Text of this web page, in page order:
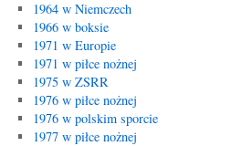
1964 w Niemczech
1966 w boksie
1971 w Europie
1971 w piłce nożnej
1975 w ZSRR
1976 w piłce nożnej
1976 w polskim sporcie
1977 w piłce nożnej